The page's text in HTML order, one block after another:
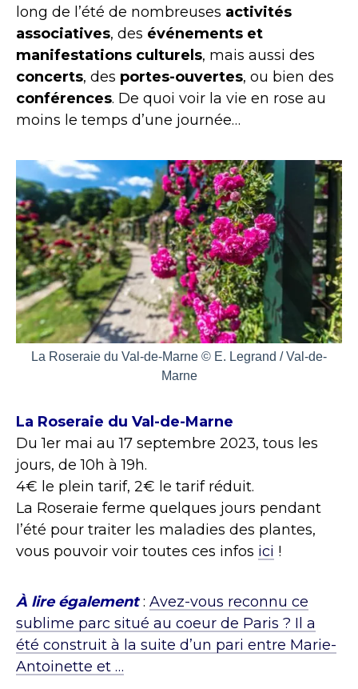
long de l’été de nombreuses activités
associatives, des événements et
manifestations culturels, mais aussi des
concerts, des portes-ouvertes, ou bien des
conférences. De quoi voir la vie en rose au
moins le temps d’une journée…
La Roseraie du Val-de-Marne © E. Legrand / Val-de-
Marne
La Roseraie du Val-de-Marne
Du 1er mai au 17 septembre 2023, tous les
jours, de 10h à 19h.
4€ le plein tarif, 2€ le tarif réduit.
La Roseraie ferme quelques jours pendant
l’été pour traiter les maladies des plantes,
vous pouvoir voir toutes ces infos ici !
À lire également: Avez-vous reconnu ce
sublime parc situé au coeur de Paris ? Il a
été construit à la suite d’un pari entre Marie-
Antoinette et …